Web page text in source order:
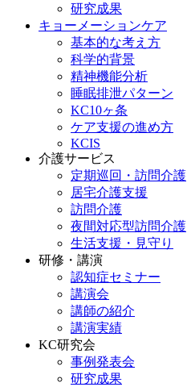
研究成果
キョーメーションケア
基本的な考え方
科学的背景
精神機能分析
睡眠排泄パターン
KC10ヶ条
ケア支援の進め方
KCIS
介護サービス
定期巡回・訪問介護
居宅介護支援
訪問介護
夜間対応型訪問介護
生活支援・見守り
研修・講演
認知症セミナー
講演会
講師の紹介
講演実績
KC研究会
事例発表会
研究成果